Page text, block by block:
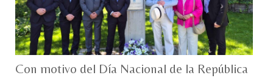
Con motivo del Día Nacional de la República